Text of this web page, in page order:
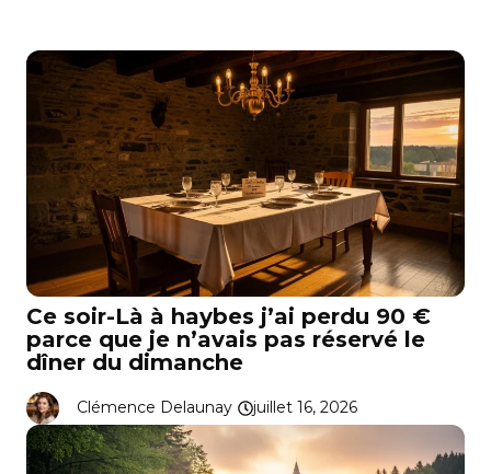
Ce soir-Là à haybes j’ai perdu 90 €
parce que je n’avais pas réservé le
dîner du dimanche
Clémence Delaunay juillet 16, 2026